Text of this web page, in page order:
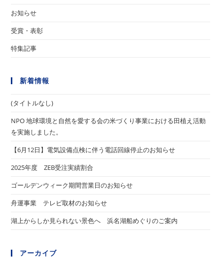
お知らせ
受賞・表彰
特集記事
新着情報
(タイトルなし)
NPO 地球環境と自然を愛する会の米づくり事業における田植え活動
を実施しました。
【6月12日】電気設備点検に伴う電話回線停止のお知らせ
2025年度 ZEB受注実績割合
ゴールデンウィーク期間営業日のお知らせ
舟運事業 テレビ取材のお知らせ
湖上からしか見られない景色へ 浜名湖船めぐりのご案内
アーカイブ